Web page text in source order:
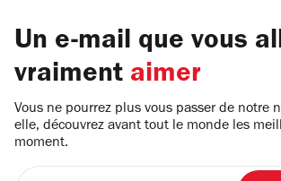
Un e-mail que vous
vraiment aimer
Vous ne pourrez plus vous passer de notre
elle, découvrez avant tout le monde les
moment.